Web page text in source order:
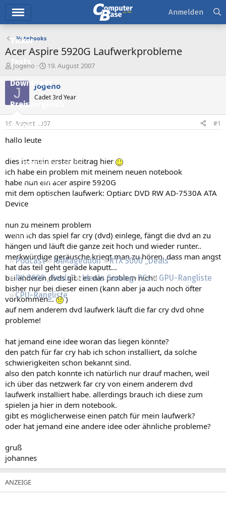
Ticker
Tests
Downloads
Preisvergleich
Forum
Aktuelles
Empfohlene Inhalte
Neue Beiträge
Neueste Aktivitäten
Regeln
Podcast RAMageddon
RTX 5000 „Deals“
RX 9000 „Deals“
Ideale Gaming-PCs
GPU-Rangliste
CPU-Rangliste
Anmelden
Notebooks
Acer Aspire 5920G Laufwerkprobleme
E
s
e
e
r
Jogeho
E
s
e
l
t
19. August 2007
J Jogeho
Cadet 3rd Year
19. August 2007 #1
hallo leute
dies ist mein erster beitrag hier
ich habe ein problem mit meinem neuen notebook
habe nun ein acer aspire 5920G
mit dem optischen laufwerk: Optiarc DVD RW AD-7530A ATA
Device
nun zu meinem problem
wenn ich das spiel far cry (dvd) einlege, fängt die dvd an zu
hängen und läuft die ganze zeit hoch und wieder runter..
merkwürdige geräusche kriegt man zu hören, dass man angst
hat das teil geht gerade kaputt...
bei anderen dvds gibt es das problem nicht!
bisher nur bei dieser einen (kann aber ja auch noch öfter
vorkommen...
)
auf nem anderem dvd laufwerk läuft die far cry dvd ohne
probleme!
hat jemand eine idee woran das liegen könnte?
den patch für far cry hab ich schon installiert, da solche
schwierigkeiten schon bekannt sind.
also den patch konnte ich natürlich nur drauf machen, weil
ich über das netzwerk far cry von einem anderem dvd
laufwerk installiert habe. allerdings brauch ich diese zum
spielen ja hier in dem notebook.
gibt es möglicherweise einen patch für mein laufwerk?
oder hat jemand eine andere idee oder ähnliche probleme?
gruß
johannes